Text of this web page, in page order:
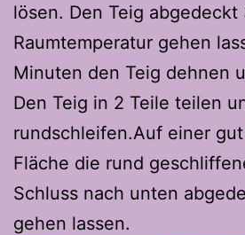
lösen. Den Teig
Raumtemperatur gehen
Minuten den Teig dehnen
Den Teig in 2 Teile teilen
rundschleifen.Auf einer
Fläche die rund
Schluss nach unten
gehen lassen.